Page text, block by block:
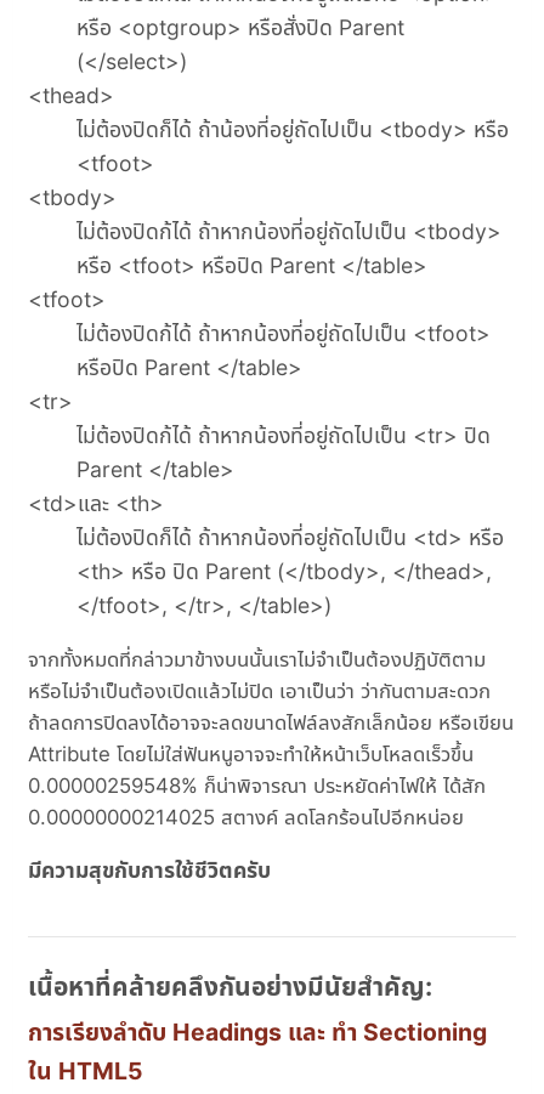
หรือ <optgroup> หรือสั่งปิด Parent
(</select>)
<thead>
ไม่ต้องปิดก็ได้ ถ้าน้องที่อยู่ถัดไปเป็น <tbody> หรือ
<tfoot>
<tbody>
ไม่ต้องปิดก้ได้ ถ้าหากน้องที่อยู่ถัดไปเป็น <tbody>
หรือ <tfoot> หรือปิด Parent </table>
<tfoot>
ไม่ต้องปิดก้ได้ ถ้าหากน้องที่อยู่ถัดไปเป็น <tfoot>
หรือปิด Parent </table>
<tr>
ไม่ต้องปิดก้ได้ ถ้าหากน้องที่อยู่ถัดไปเป็น <tr> ปิด
Parent </table>
<td>และ <th>
ไม่ต้องปิดก็ได้ ถ้าหากน้องที่อยู่ถัดไปเป็น <td> หรือ
<th> หรือ ปิด Parent (</tbody>, </thead>,
</tfoot>, </tr>, </table>)
จากทั้งหมดที่กล่าวมาข้างบนนั้นเราไม่จำเป็นต้องปฏิบัติตาม
หรือไม่จำเป็นต้องเปิดแล้วไม่ปิด เอาเป็นว่า ว่ากันตามสะดวก
ถ้าลดการปิดลงได้อาจจะลดขนาดไฟล์ลงสักเล็กน้อย หรือเขียน
Attribute โดยไม่ใส่ฟันหนูอาจจะทำให้หน้าเว็บโหลดเร็วขึ้น
0.00000259548% ก็น่าพิจารณา ประหยัดค่าไฟให้ ได้สัก
0.00000000214025 สตางค์ ลดโลกร้อนไปอีกหน่อย
มีความสุขกับการใช้ชีวิตครับ
เนื้อหาที่คล้ายคลึงกันอย่างมีนัยสำคัญ:
การเรียงลำดับ Headings และ ทำ Sectioning
ใน HTML5